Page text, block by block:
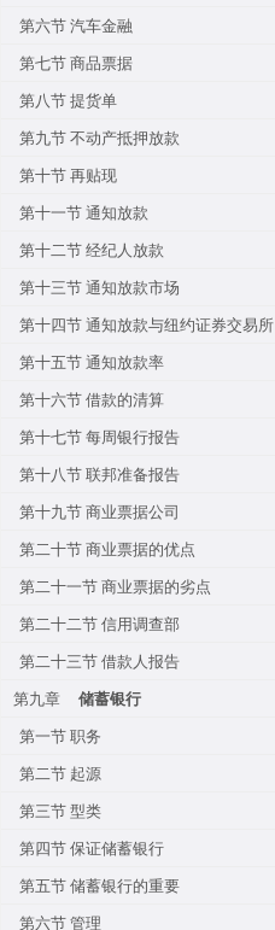
第六节 汽车金融
第七节 商品票据
第八节 提货单
第九节 不动产抵押放款
第十节 再贴现
第十一节 通知放款
第十二节 经纪人放款
第十三节 通知放款市场
第十四节 通知放款与纽约证券交易所
第十五节 通知放款率
第十六节 借款的清算
第十七节 每周银行报告
第十八节 联邦准备报告
第十九节 商业票据公司
第二十节 商业票据的优点
第二十一节 商业票据的劣点
第二十二节 信用调查部
第二十三节 借款人报告
第九章
储蓄银行
第一节 职务
第二节 起源
第三节 型类
第四节 保证储蓄银行
第五节 储蓄银行的重要
第六节 管理